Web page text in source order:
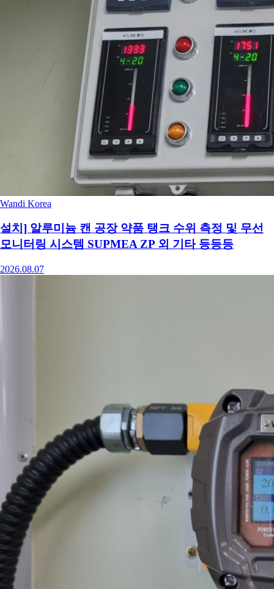
Wandi Korea
설치] 알루미늄 캔 공장 약품 탱크 수위 측정 및 무선
모니터링 시스템 SUPMEA ZP 외 기타 등등등
2026.08.07